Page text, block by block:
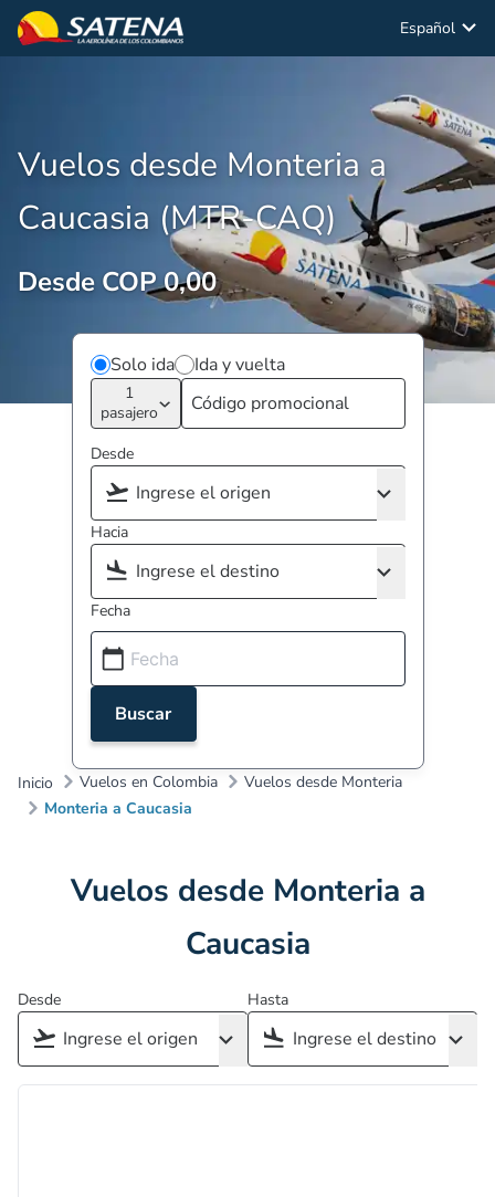
Español
Vuelos desde Monteria a
Caucasia (MTR-CAQ)
Desde COP 0,00
Solo ida Ida y vuelta
1
pasajero
Desde
Hacia
Fecha
Buscar
Inicio Vuelos en Colombia
Vuelos desde Monteria
Monteria a Caucasia
Vuelos desde Monteria a
Caucasia
Desde Hasta